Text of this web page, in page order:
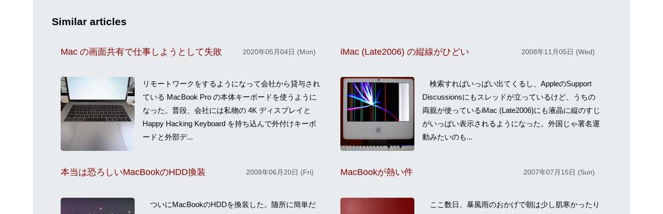
Similar articles
Mac の画面共有で仕事しようとして失敗 2020年05月04日 (Mon)
リモートワークをするようになって会社から貸与され
ている MacBook Pro の本体キーボードを使うように
なった。普段、会社には私物の 4K ディスプレイと
Happy Hacking Keyboard を持ち込んで外付けキーボ
ードと外部デ...
iMac (Late2006) の縦線がひどい 2008年11月05日 (Wed)
検索すればいっぱい出てくるし、AppleのSupport
Discussionsにもスレッドが立っているけど、うちの
両親が使っているiMac (Late2006)にも液晶に縦のすじ
がいっぱい表示されるようになった。外国じゃ署名運
動みたいのも...
本当は恐ろしいMacBookのHDD換装 2008年06月20日 (Fri)
ついにMacBookのHDDを換装した。随所に簡単だ
MacBookが熱い件 2007年07月15日 (Sun)
ここ数日、暴風雨のおかげで朝は少し肌寒かったり